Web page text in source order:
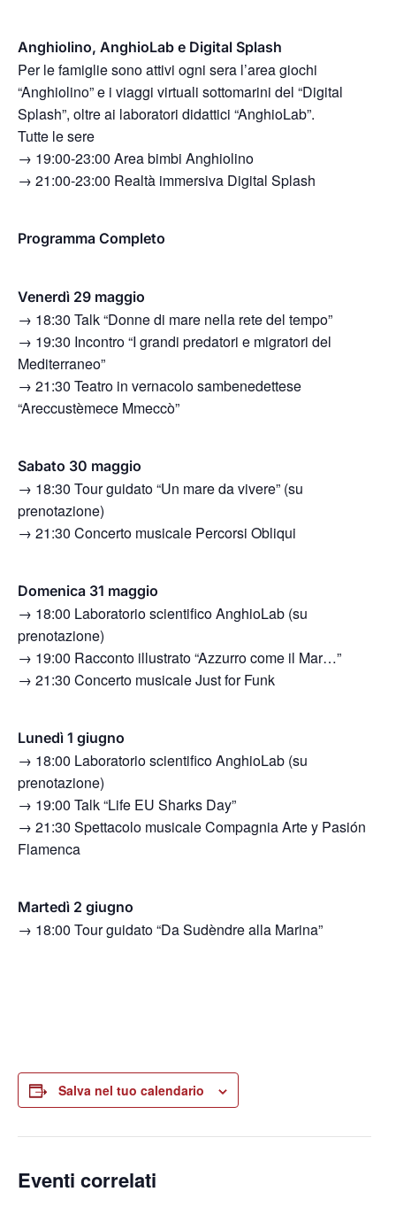
Anghiolino, AnghioLab e Digital Splash
Per le famiglie sono attivi ogni sera l’area giochi
“Anghiolino” e i viaggi virtuali sottomarini del “Digital
Splash”, oltre ai laboratori didattici “AnghioLab”.
Tutte le sere
→ 19:00-23:00 Area bimbi Anghiolino
→ 21:00-23:00 Realtà immersiva Digital Splash
Programma Completo
Venerdì 29 maggio
→ 18:30 Talk “Donne di mare nella rete del tempo”
→ 19:30 Incontro “I grandi predatori e migratori del
Mediterraneo”
→ 21:30 Teatro in vernacolo sambenedettese
“Areccustèmece Mmeccò”
Sabato 30 maggio
→ 18:30 Tour guidato “Un mare da vivere” (su
prenotazione)
→ 21:30 Concerto musicale Percorsi Obliqui
Domenica 31 maggio
→ 18:00 Laboratorio scientifico AnghioLab (su
prenotazione)
→ 19:00 Racconto illustrato “Azzurro come il Mar…”
→ 21:30 Concerto musicale Just for Funk
Lunedì 1 giugno
→ 18:00 Laboratorio scientifico AnghioLab (su
prenotazione)
→ 19:00 Talk “Life EU Sharks Day”
→ 21:30 Spettacolo musicale Compagnia Arte y Pasión
Flamenca
Martedì 2 giugno
→ 18:00 Tour guidato “Da Sudèndre alla Marina”
Salva nel tuo calendario
Eventi correlati